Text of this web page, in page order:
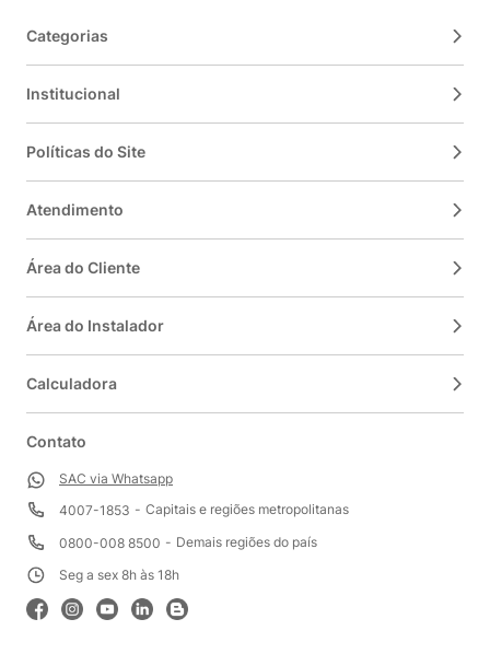
Categorias
Institucional
Políticas do Site
Atendimento
Área do Cliente
Área do Instalador
Calculadora
Contato
SAC via Whatsapp
4007-1853
Capitais e regiões metropolitanas
0800-008 8500
Demais regiões do país
Seg a sex 8h às 18h